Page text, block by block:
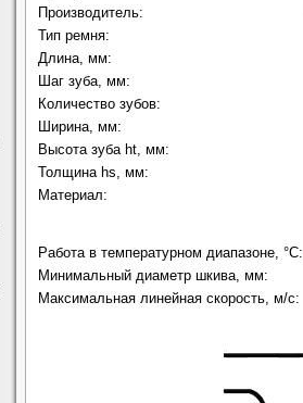
Производитель:
Тип ремня:
Длина, мм:
Шаг зуба, мм:
Количество зубов:
Ширина, мм:
Высота зуба ht, мм:
Толщина hs, мм:
Материал:
Работа в температурном диапазоне, °C:
Минимальный диаметр шкива, мм:
Максимальная линейная скорость, м/с: